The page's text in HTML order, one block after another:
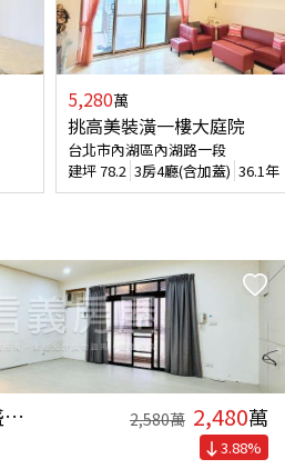
5,280萬
挑高美裝潢一樓大庭院
台北市內湖區內湖路一段
建坪78.2 3房4廳(含加蓋) 36.1年
哈拉生活圈８米巷宏盛３樓 2,580萬 2,480萬
3.88%